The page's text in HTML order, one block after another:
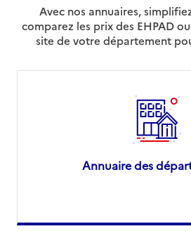
0671723417
Contact
Rapport HAS
Mis à jour le : 13/04/2026
Association de Protection
d'Accompagnement social
Limoux
Avec nos annuaires,
comparez les prix des EHPAD
site de votre département
Annuaire des